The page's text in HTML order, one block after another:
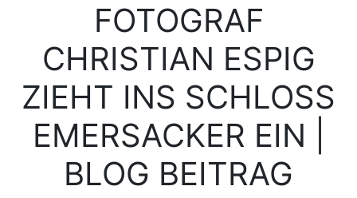
FOTOGRAF
CHRISTIAN ESPIG
ZIEHT INS SCHLOSS
EMERSACKER EIN |
BLOG BEITRAG